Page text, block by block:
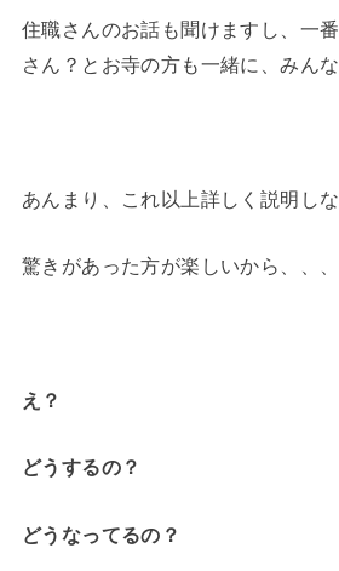
住職さんのお話も聞けますし、一
さん？とお寺の方も一緒に、みんな
あんまり、これ以上詳しく説明し
驚きがあった方が楽しいから、、
え？
どうするの？
どうなってるの？